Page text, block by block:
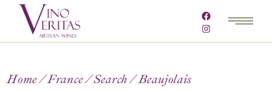
Home France Search Beaujolais